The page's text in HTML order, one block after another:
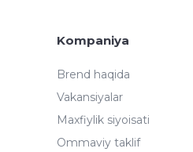
Kompaniya
Brend haqida
Vakansiyalar
Maxfiylik siyoisati
Ommaviy taklif